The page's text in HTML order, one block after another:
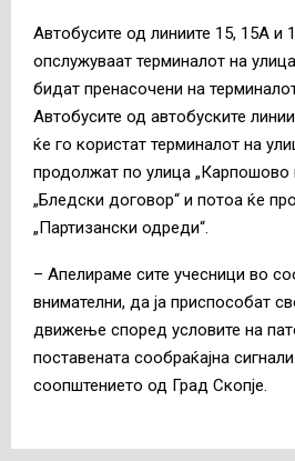
Автобусите од линиите 15, 15А и
опслужуваат терминалот на
бидат пренасочени на
Автобусите од автобуските
ќе го користат терминалот на
продолжат по улица „Карпошово
„Бледски договор“ и потоа ќе
„Партизански одреди“.
– Апелираме сите учесници во
внимателни, да ја приспособат
движење според условите на
поставената сообраќајна
соопштението од Град Скопје.